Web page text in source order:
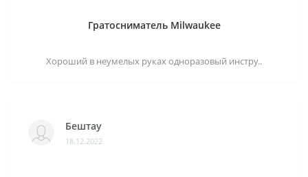
Гратосниматель Milwaukee
Хороший в неумелых руках одноразовый инстру..
Бештау
18.12.2022